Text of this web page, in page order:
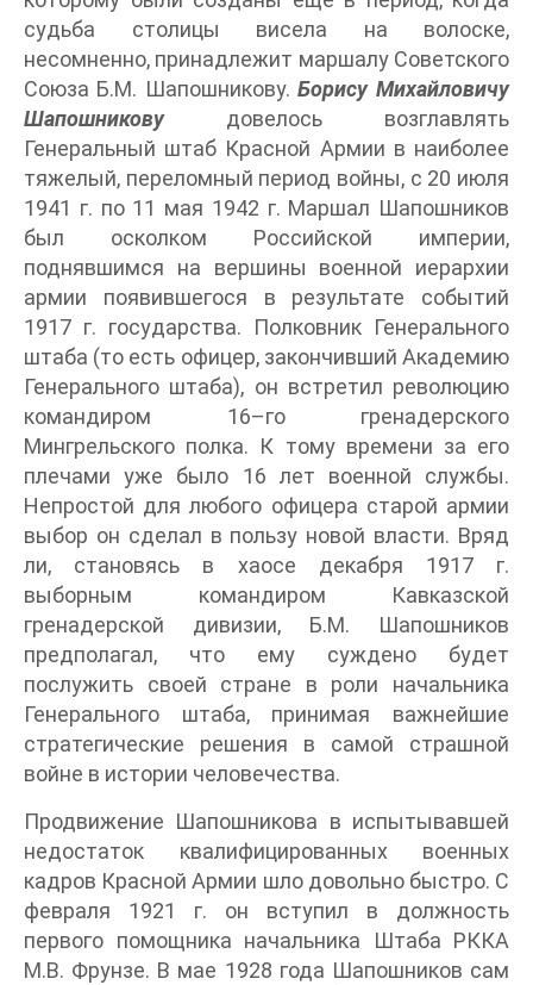
судьба столицы висела на волоске,
несомненно, принадлежит маршалу Советского
Союза Б.М. Шапошникову. Борису Михайловичу
Шапошниковудовелось возглавлять
Генеральный штаб Красной Армии в наиболее
тяжелый, переломный период войны, с 20 июля
1941 г. по 11 мая 1942 г. Маршал Шапошников
был осколком Российской империи,
поднявшимся на вершины военной иерархии
армии появившегося в результате событий
1917 г. государства. Полковник Генерального
штаба (то есть офицер, закончивший Академию
Генерального штаба), он встретил революцию
командиром 16–го гренадерского
Мингрельского полка. К тому времени за его
плечами уже было 16 лет военной службы.
Непростой для любого офицера старой армии
выбор он сделал в пользу новой власти. Вряд
ли, становясь в хаосе декабря 1917 г.
выборным командиром Кавказской
гренадерской дивизии, Б.М. Шапошников
предполагал, что ему суждено будет
послужить своей стране в роли начальника
Генерального штаба, принимая важнейшие
стратегические решения в самой страшной
войне в истории человечества.
Продвижение Шапошникова в испытывавшей
недостаток квалифицированных военных
кадров Красной Армии шло довольно быстро. С
февраля 1921 г. он вступил в должность
первого помощника начальника Штаба РККА
М.В. Фрунзе. В мае 1928 года Шапошников сам